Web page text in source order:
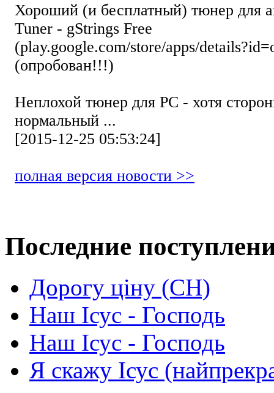
Хороший (и бесплатный) тюнер для
Tuner - gStrings Free
(play.google.com/store/apps/
(опробован!!!)
Неплохой тюнер для РС - хотя
нормальный ...
[2015-12-25 05:53:24]
полная версия новости >>
Последние
Дорогу ціну (СН)
Наш Ісус - Господь
Наш Ісус - Господь
Я скажу Ісус